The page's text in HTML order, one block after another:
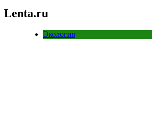
Lenta.ru
Экология